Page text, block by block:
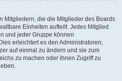
Mitgliedern, die die Mitglieder des Boards
Einheiten aufteilt. Jedes Mitglied
und jeder Gruppe können
erleichtert es den Administratoren,
auf einmal zu ändern und sie zum
zu machen oder ihnen Zugriff zu